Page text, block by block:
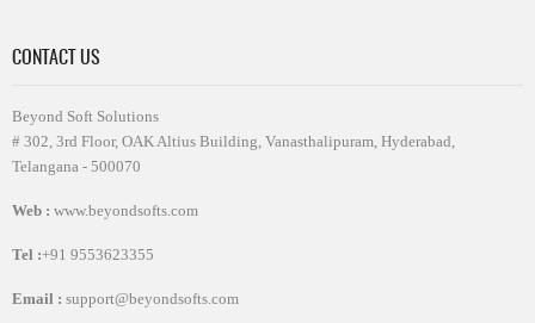
CONTACT US
Beyond Soft Solutions
# 302, 3rd Floor, OAK Altius Building, Vanasthalipuram, Hyderabad,
Telangana - 500070
Web : www.beyondsofts.com
Tel :+91 9553623355
Email : support@beyondsofts.com